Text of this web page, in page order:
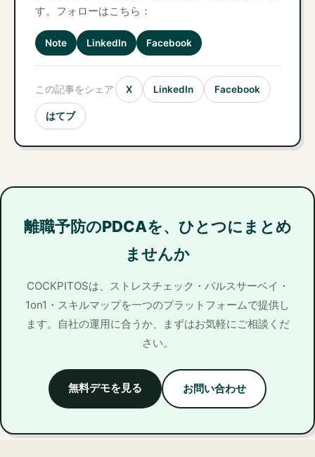
す。フォローはこちら：
Note LinkedIn Facebook
この記事をシェア X LinkedIn Facebook
はてブ
離職予防のPDCAを、ひとつにまとめ
ませんか
COCKPITOSは、ストレスチェック・パルスサーベイ・
1on1・スキルマップを一つのプラットフォームで提供し
ます。自社の運用に合うか、まずはお気軽にご相談くだ
さい。
無料デモを見る お問い合わせ